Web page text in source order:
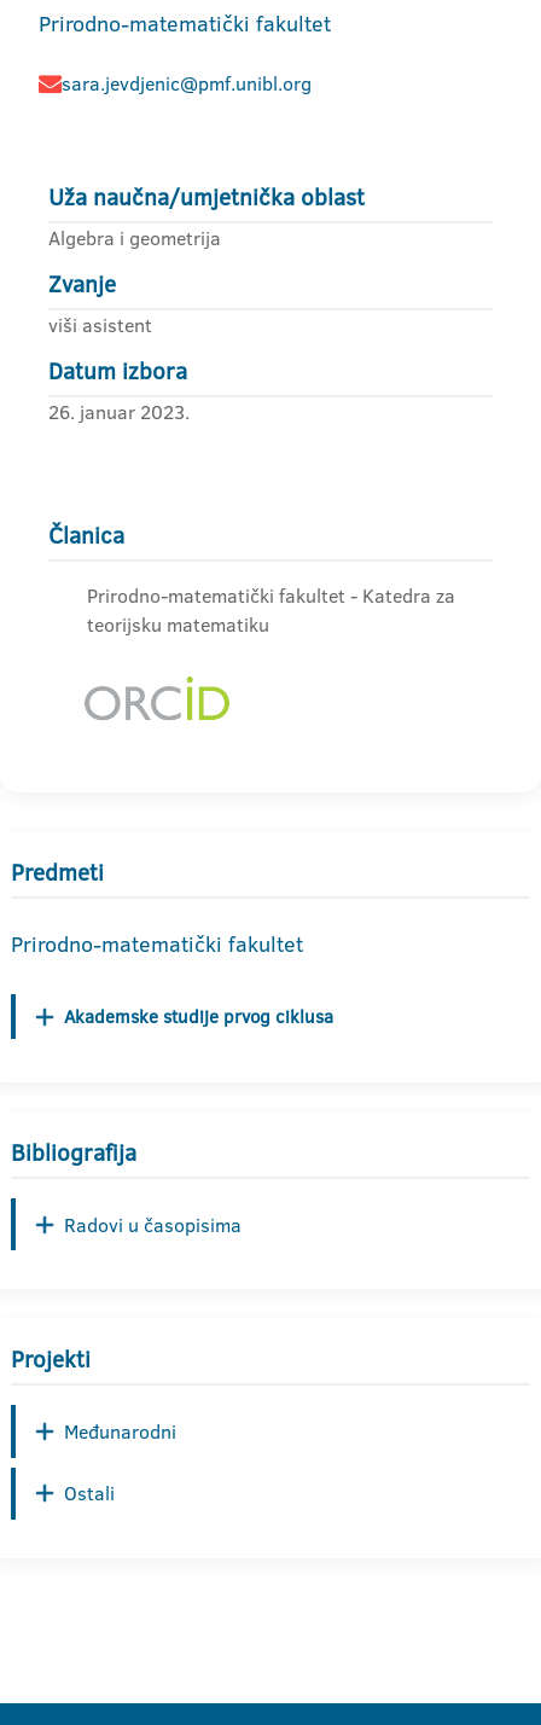
Prirodno-matematički fakultet
sara.jevdjenic@pmf.unibl.org
Uža naučna/umjetnička oblast
Algebra i geometrija
Zvanje
viši asistent
Datum izbora
26. januar 2023.
Članica
Prirodno-matematički fakultet - Katedra za
teorijsku matematiku
Predmeti
Prirodno-matematički fakultet
Akademske studije prvog ciklusa
Bibliografija
Radovi u časopisima
Projekti
Međunarodni
Ostali